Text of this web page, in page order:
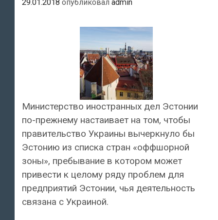
29.01.2018 опубликовал admin
Министерство иностранных дел Эстонии
по-прежнему настаивает на том, чтобы
правительство Украины вычеркнуло бы
Эстонию из списка стран «оффшорной
зоны», пребывание в котором может
привести к целому ряду проблем для
предприятий Эстонии, чья деятельность
связана с Украиной.